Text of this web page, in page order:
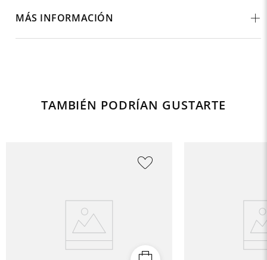
MÁS INFORMACIÓN
TAMBIÉN PODRÍAN GUSTARTE